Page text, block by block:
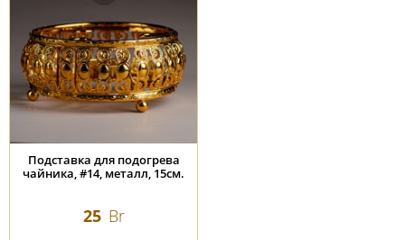
Подставка для подогрева
чайника, #14, металл, 15см.
25 Br